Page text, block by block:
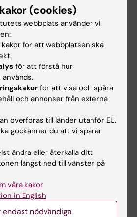
(cookies)
webbplats använder vi
kakor för att webbplatsen ska
för att förstå hur
för att visa och spåra
och annonser från externa
överföras till länder utanför EU.
godkänner du att vi sparar
ändra eller återkalla ditt
längst ned till vänster på
våra kakor
in English
endast nödvändiga